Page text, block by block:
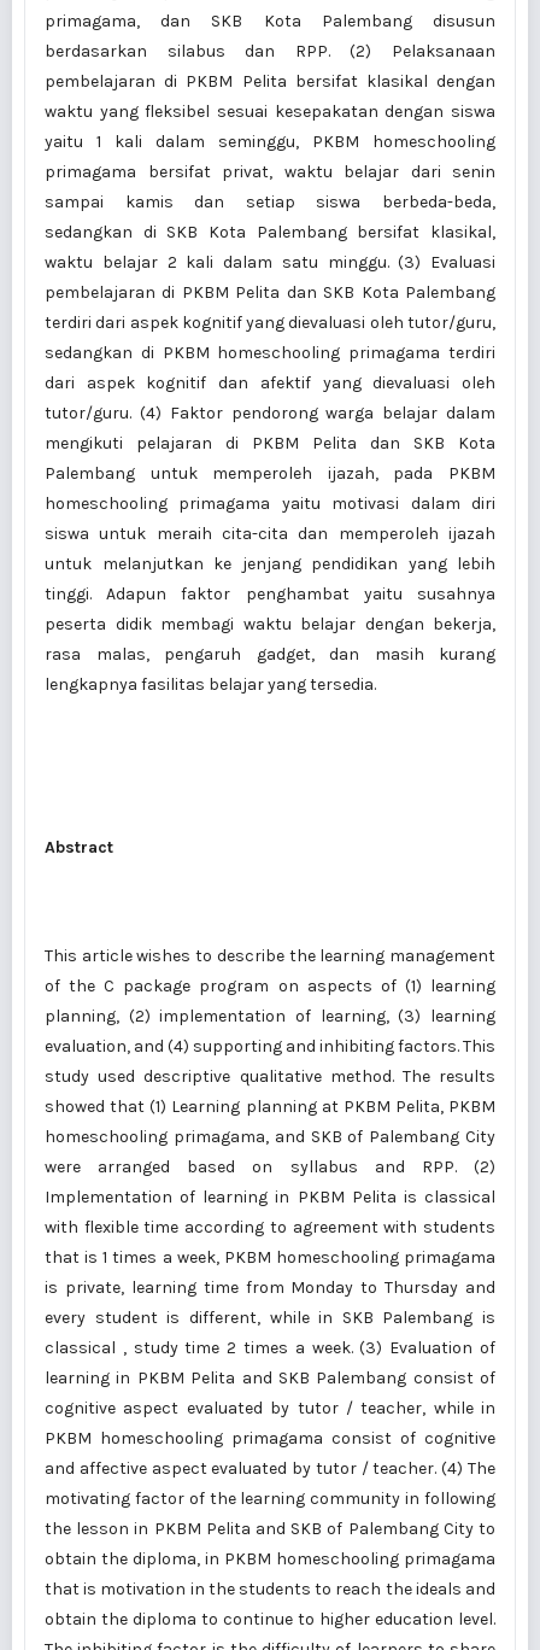
primagama, dan SKB Kota Palembang disusun
berdasarkan silabus dan RPP. (2) Pelaksanaan
pembelajaran di PKBM Pelita bersifat klasikal dengan
waktu yang fleksibel sesuai kesepakatan dengan siswa
yaitu 1 kali dalam seminggu, PKBM homeschooling
primagama bersifat privat, waktu belajar dari senin
sampai kamis dan setiap siswa berbeda-beda,
sedangkan di SKB Kota Palembang bersifat klasikal,
waktu belajar 2 kali dalam satu minggu. (3) Evaluasi
pembelajaran di PKBM Pelita dan SKB Kota Palembang
terdiri dari aspek kognitif yang dievaluasi oleh tutor/guru,
sedangkan di PKBM homeschooling primagama terdiri
dari aspek kognitif dan afektif yang dievaluasi oleh
tutor/guru. (4) Faktor pendorong warga belajar dalam
mengikuti pelajaran di PKBM Pelita dan SKB Kota
Palembang untuk memperoleh ijazah, pada PKBM
homeschooling primagama yaitu motivasi dalam diri
siswa untuk meraih cita-cita dan memperoleh ijazah
untuk melanjutkan ke jenjang pendidikan yang lebih
tinggi. Adapun faktor penghambat yaitu susahnya
peserta didik membagi waktu belajar dengan bekerja,
rasa malas, pengaruh gadget, dan masih kurang
lengkapnya fasilitas belajar yang tersedia.
Abstract
This article wishes to describe the learning management
of the C package program on aspects of (1) learning
planning, (2) implementation of learning, (3) learning
evaluation, and (4) supporting and inhibiting factors. This
study used descriptive qualitative method. The results
showed that (1) Learning planning at PKBM Pelita, PKBM
homeschooling primagama, and SKB of Palembang City
were arranged based on syllabus and RPP. (2)
Implementation of learning in PKBM Pelita is classical
with flexible time according to agreement with students
that is 1 times a week, PKBM homeschooling primagama
is private, learning time from Monday to Thursday and
every student is different, while in SKB Palembang is
classical , study time 2 times a week. (3) Evaluation of
learning in PKBM Pelita and SKB Palembang consist of
cognitive aspect evaluated by tutor / teacher, while in
PKBM homeschooling primagama consist of cognitive
and affective aspect evaluated by tutor / teacher. (4) The
motivating factor of the learning community in following
the lesson in PKBM Pelita and SKB of Palembang City to
obtain the diploma, in PKBM homeschooling primagama
that is motivation in the students to reach the ideals and
obtain the diploma to continue to higher education level.